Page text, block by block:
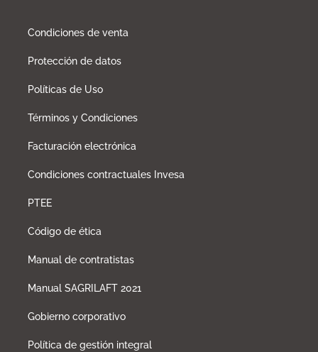
Condiciones de venta
Protección de datos
Políticas de Uso
Términos y Condiciones
Facturación electrónica
Condiciones contractuales Invesa
PTEE
Código de ética
Manual de contratistas
Manual SAGRILAFT 2021
Gobierno corporativo
Política de gestión integral